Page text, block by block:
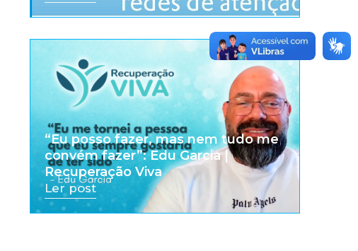
“Eu posso fazer, mas nem tudo me
convém fazer”: Edu Garcia |
Recuperação Viva
Ler post